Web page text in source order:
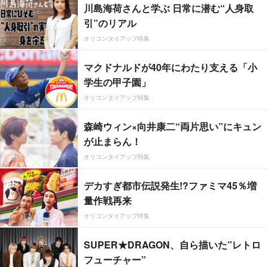
川島海荷さんと学ぶ 日常に潜む“人身取
引”のリアル
オリコンタイアップ特集
マクドナルドが40年にわたり支える「小
学生の甲子園」
オリコンタイアップ特集
森崎ウィン×向井康二“両片思い”にキュン
が止まらん！
オリコンタイアップ特集
デカすぎ都市伝説発生!?ファミマ45％増
量作戦再来
オリコンタイアップ特集
SUPER★DRAGON、自ら描いた”レトロ
フューチャー”